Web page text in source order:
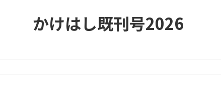
かけはし既刊号2026